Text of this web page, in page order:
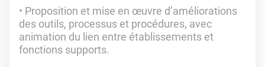
Proposition et mise en œuvre d’améliorations
des outils, processus et procédures, avec
animation du lien entre établissements et
fonctions supports.